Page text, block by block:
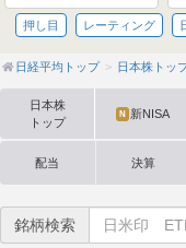
押し目 レーティング
日経平均トップ 日本株トッ
日本株
トップ
N 新NISA
配当 決算
銘柄検索